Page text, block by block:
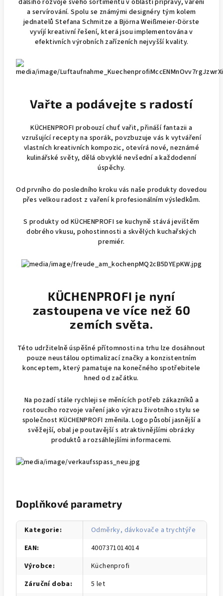
dalšího rozvoje svého sortimentu v oblasti přípravy, vaření
a servírování. Spolu se známými designéry tým kolem
jednatelů Stefana Schmitze a Björna Weißmeier-Dörste
vyvíjí kreativní řešení, která jsou implementována v
efektivních výrobních zařízeních nejvyšší kvality.
Vařte a podávejte s radostí
KÜCHENPROFI probouzí chuť vařit, přináší fantazii a
vzrušující recepty na sporák, povzbuzuje vás k vytváření
vlastních kreativních kompozic, otevírá nové, neznámé
kulinářské světy, dělá obvyklé nevšední a každodenní
úspěchy.
Od prvního do posledního kroku vás naše produkty dovedou
přes velkou radost z vaření k profesionálním výsledkům.
S produkty od KÜCHENPROFI se kuchyně stává jevištěm
dobrého vkusu, pohostinnosti a skvělých kuchařských
premiér.
KÜCHENPROFI je nyní
zastoupena ve více než 60
zemích světa.
Této udržitelně úspěšné přítomnosti na trhu lze dosáhnout
pouze neustálou optimalizací značky a konzistentním
konceptem, který pamatuje na konečného spotřebitele
hned od začátku.
Na pozadí stále rychleji se měnících potřeb zákazníků a
rostoucího rozvoje vaření jako výrazu životního stylu se
společnost KÜCHENPROFI změnila. Logo působí jasnější a
svěžejší, obal je poutavější s atraktivnějšími obrázky
produktů a rozsáhlejšími informacemi.
Doplňkové parametry
Kategorie:
Odměrky, dávkovače a trychtýře
EAN:
4007371014014
Výrobce:
Küchenprofi
Záruční doba:
5 let